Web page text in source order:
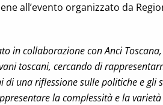
all’evento organizzato da
in collaborazione con Anci
toscani, cercando di
di una riflessione sulle politiche e gli
la complessità e la